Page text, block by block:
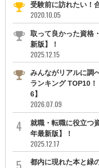
受験前に訪れたい！
2020.10.05
取って良かった資格
新版】！
2025.12.15
みんながリアルに調
ランキング TOP10
6】
2026.07.09
就職・転職に役立つ
年最新版】！
2025.12.17
都内に現れた本と緑